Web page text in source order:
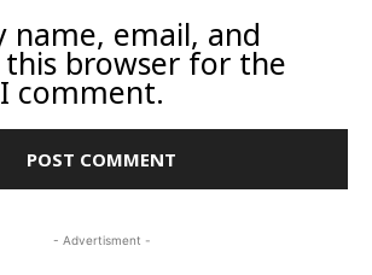
name, email, and
browser for the
comment.
- Advertisment -